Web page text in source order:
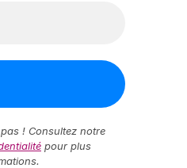
! Consultez notre
pour plus